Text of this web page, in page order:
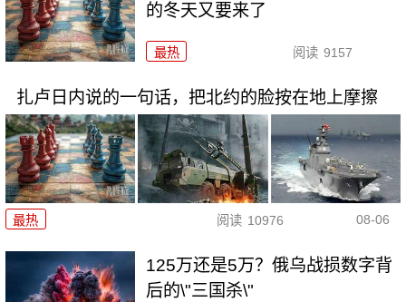
的冬天又要来了
最热 阅读 9157
扎卢日内说的一句话，把北约的脸按在地上摩擦
最热 阅读 10976 08-06
125万还是5万？俄乌战损数字背
后的\"三国杀\"